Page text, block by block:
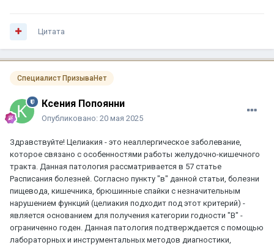
Цитата
Специалист ПризываНет
Ксения Попоянни
Опубликовано: 20 мая 2025
Здравствуйте! Целиакия - это неаллергическое заболевание,
которое связано с особенностями работы желудочно-кишечного
тракта. Данная патология рассматривается в 57 статье
Расписания болезней. Согласно пункту "в" данной статьи, болезни
пищевода, кишечника, брюшинные спайки с незначительным
нарушением функций (целиакия подходит под этот критерий) -
является основанием для получения категории годности "В" -
ограниченно годен. Данная патология подтверждается с помощью
лабораторных и инструментальных методов диагностики,